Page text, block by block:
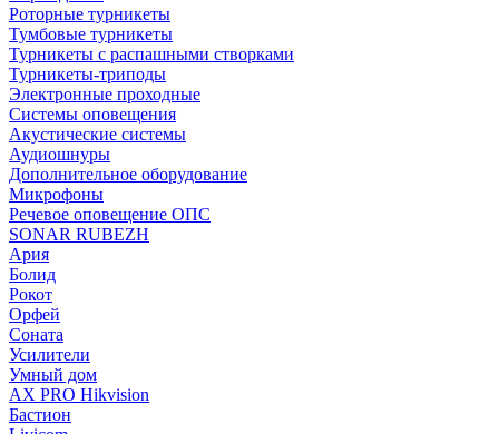
Роторные турникеты
Тумбовые турникеты
Турникеты с распашными створками
Турникеты-триподы
Электронные проходные
Системы оповещения
Акустические системы
Аудиошнуры
Дополнительное оборудование
Микрофоны
Речевое оповещение ОПС
SONAR RUBEZH
Ария
Болид
Рокот
Орфей
Соната
Усилители
Умный дом
AX PRO Hikvision
Бастион